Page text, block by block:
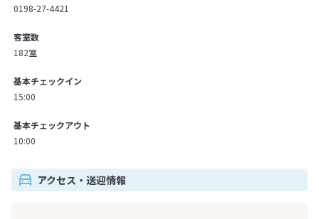
0198-27-4421
客室数
182室
基本チェックイン
15:00
基本チェックアウト
10:00
アクセス・送迎情報